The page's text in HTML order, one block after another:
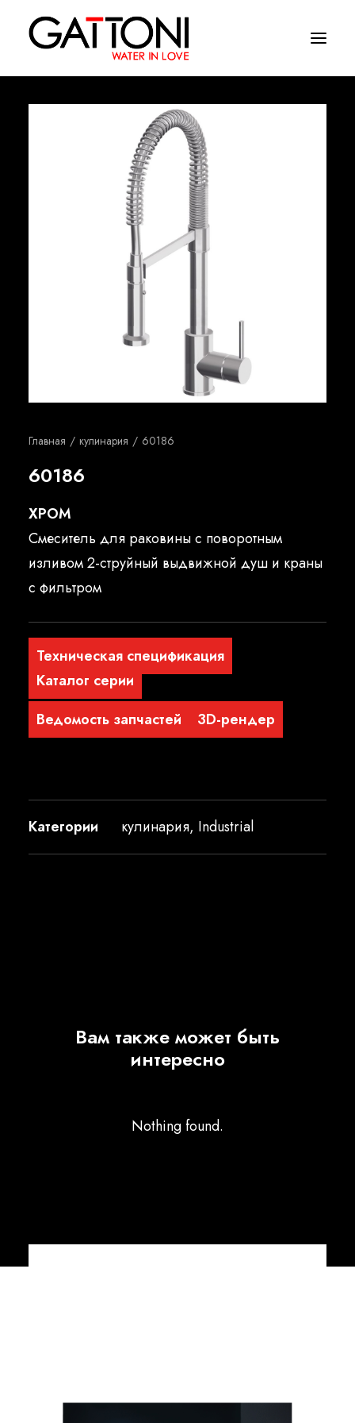
Oружающая среда
Главная кулинария 60186
60186
ХРОМ
Смеситель для раковины с поворотным
изливом 2-струйный выдвижной душ и краны
с фильтром
Техническая спецификация
Каталог серии
Ведомость запчастей
3D-рендер
Категории кулинария, Industrial
Вам также может быть
интересно
Nothing found.